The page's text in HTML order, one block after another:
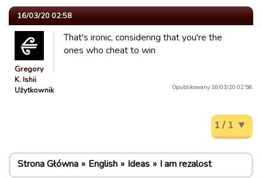
16/03/20 02:58
Gregory
K. Ishii
Użytkownik
That's ironic, considering that you're the
ones who cheat to win
Opublikowany 16/03/20 02:58.
1 / 1
Strona Główna English Ideas I am rezalost